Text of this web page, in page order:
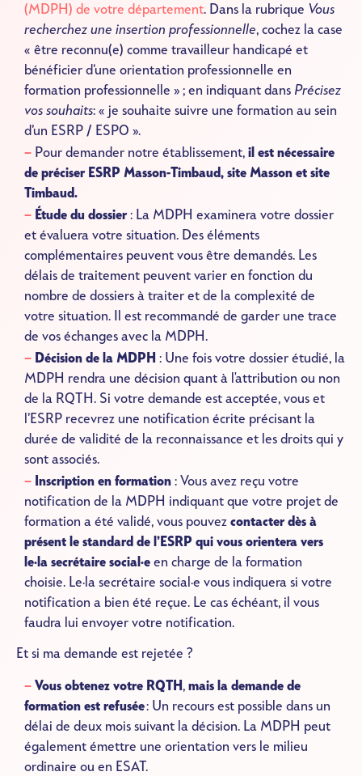
(MDPH) de votre département. Dans la rubrique Vous
recherchez une insertion professionnelle, cochez la case
« être reconnu(e) comme travailleur handicapé et
bénéficier d’une orientation professionnelle en
formation professionnelle » ; en indiquant dans Précisez
vos souhaits: « je souhaite suivre une formation au sein
d’un ESRP / ESPO ».
Pour demander notre établissement, il est nécessaire
de préciser ESRP Masson-Timbaud, site Masson et site
Timbaud.
Étude du dossier: La MDPH examinera votre dossier
et évaluera votre situation. Des éléments
complémentaires peuvent vous être demandés. Les
délais de traitement peuvent varier en fonction du
nombre de dossiers à traiter et de la complexité de
votre situation. Il est recommandé de garder une trace
de vos échanges avec la MDPH.
Décision de la MDPH : Une fois votre dossier étudié, la
MDPH rendra une décision quant à l'attribution ou non
de la RQTH. Si votre demande est acceptée, vous et
l’ESRP recevrez une notification écrite précisant la
durée de validité de la reconnaissance et les droits qui y
sont associés.
Inscription en formation : Vous avez reçu votre
notification de la MDPH indiquant que votre projet de
formation a été validé, vous pouvez contacter dès à
présent le standard de l’ESRP qui vous orientera vers
le·la secrétaire social·e en charge de la formation
choisie. Le·la secrétaire social·e vous indiquera si votre
notification a bien été reçue. Le cas échéant, il vous
faudra lui envoyer votre notification.
Et si ma demande est rejetée ?
Vous obtenez votre RQTH , mais la demande de
formation est refusée: Un recours est possible dans un
délai de deux mois suivant la décision. La MDPH peut
également émettre une orientation vers le milieu
ordinaire ou en ESAT.